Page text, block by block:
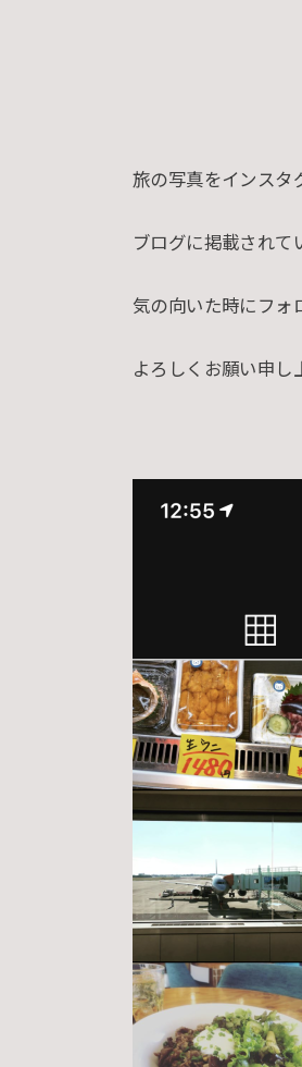
旅の写真をインスタ
ブログに掲載されて
気の向いた時にフォ
よろしくお願い申し